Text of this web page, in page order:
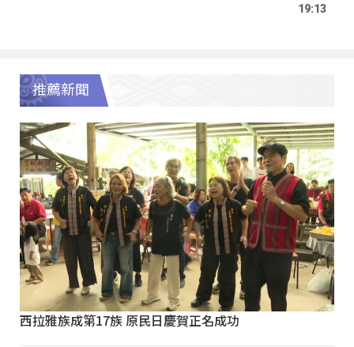
19:13
推薦新聞
西拉雅族成第17族 原民日慶賀正名成功